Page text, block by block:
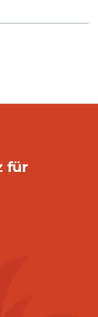
für